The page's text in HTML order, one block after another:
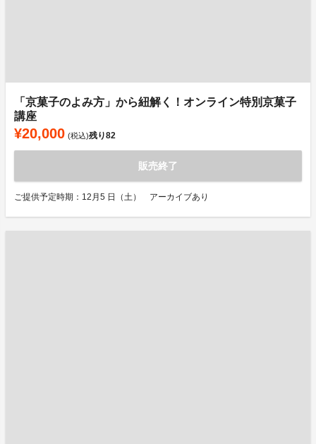
「京菓子のよみ方」から紐解く！オンライン特別京菓子
講座
¥20,000 (税込)残り82
販売終了
ご提供予定時期：12月5 日（土） アーカイブあり